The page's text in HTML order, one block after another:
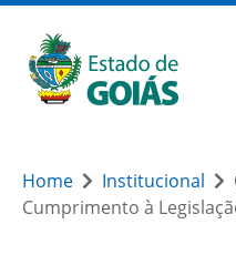
Home Institucional
Cumprimento à